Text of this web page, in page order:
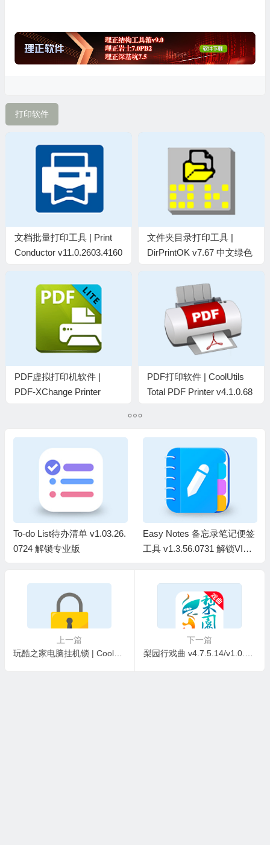
打印软件
文档批量打印工具 | Print
Conductor v11.0.2603.4160
文件夹目录打印工具 |
DirPrintOK v7.67 中文绿色
PDF虚拟打印机软件 |
PDF-XChange Printer
PDF打印软件 | CoolUtils
Total PDF Printer v4.1.0.68
To-do List待办清单 v1.03.26.
0724 解锁专业版
Easy Notes 备忘录笔记便签
工具 v1.3.56.0731 解锁VIP
上一篇
玩酷之家电脑挂机锁 | CoolLock v6.0.0 中文绿色版
下一篇